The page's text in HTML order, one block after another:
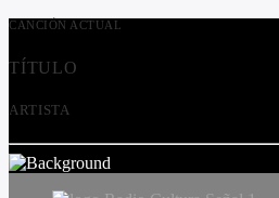
CANCIÓN ACTUAL
TÍTULO
ARTISTA